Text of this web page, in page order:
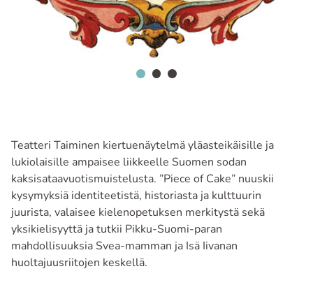
Teatteri Taiminen kiertuenäytelmä yläasteikäisille ja
lukiolaisille ampaisee liikkeelle Suomen sodan
kaksisataavuotismuistelusta. ”Piece of Cake” nuuskii
kysymyksiä identiteetistä, historiasta ja kulttuurin
juurista, valaisee kielenopetuksen merkitystä sekä
yksikielisyyttä ja tutkii Pikku-Suomi-paran
mahdollisuuksia Svea-mamman ja Isä Iivanan
huoltajuusriitojen keskellä.